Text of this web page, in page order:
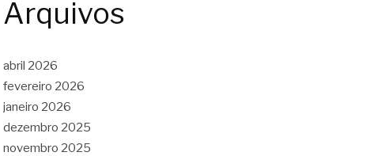
Arquivos
abril 2026
fevereiro 2026
janeiro 2026
dezembro 2025
novembro 2025